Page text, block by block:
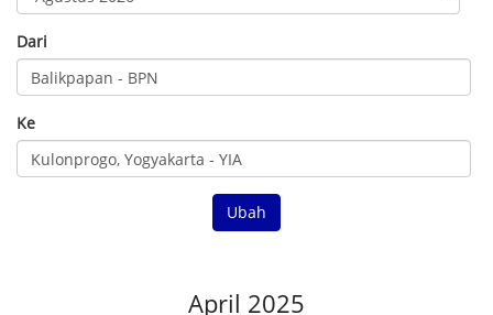
Dari
Ke
Ubah
April 2025